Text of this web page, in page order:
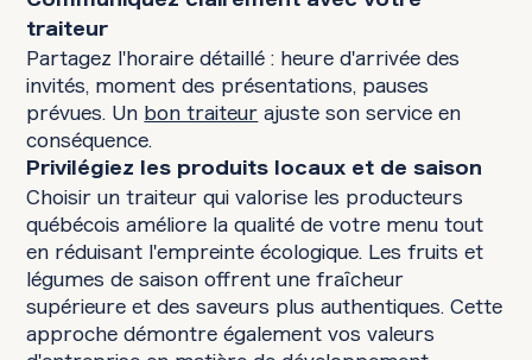
traiteur
Partagez l'horaire détaillé : heure d'arrivée des
invités, moment des présentations, pauses
prévues. Un bon traiteurajuste son service en
conséquence.
Privilégiez les produits locaux et de saison
Choisir un traiteur qui valorise les producteurs
québécois améliore la qualité de votre menu tout
en réduisant l'empreinte écologique. Les fruits et
légumes de saison offrent une fraîcheur
supérieure et des saveurs plus authentiques. Cette
approche démontre également vos valeurs